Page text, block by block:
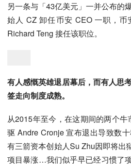
另一条与「43亿美元」一并公布的
始人 CZ 卸任币安 CEO 一职，币
Richard Teng 接任该职位。
有人感慨英雄退居幕后，而有人思
签走向制度成熟。
从2015年至今，在这期间的两个
驱 Andre Cronje 宣布退出导致数
有三箭资本创始人Su Zhu因即将出
项目暴涨…我们似乎早已经习惯了